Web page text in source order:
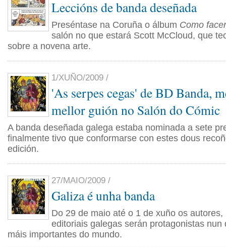
Leccións de banda deseñada
Preséntase na Coruña o álbum Como
salón no que estará Scott McCloud, que
sobre a novena arte.
1/XUÑO/2009 /
'As serpes cegas' de BD Banda,
mellor guión no Salón do Cómic
A banda deseñada galega estaba nominada a sete
finalmente tivo que conformarse con estes dous
edición.
27/MAIO/2009 /
Galiza é unha banda
Do 29 de maio até o 1 de xuño os autores,
editoriais galegas serán protagonistas nun
máis importantes do mundo.